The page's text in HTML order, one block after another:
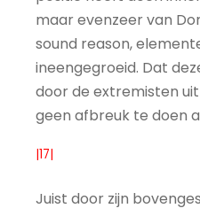
maar evenzeer van
sound reason,
ineengegroeid. Dat
door de extremisten
geen afbreuk te doen
|17|
Juist door zijn